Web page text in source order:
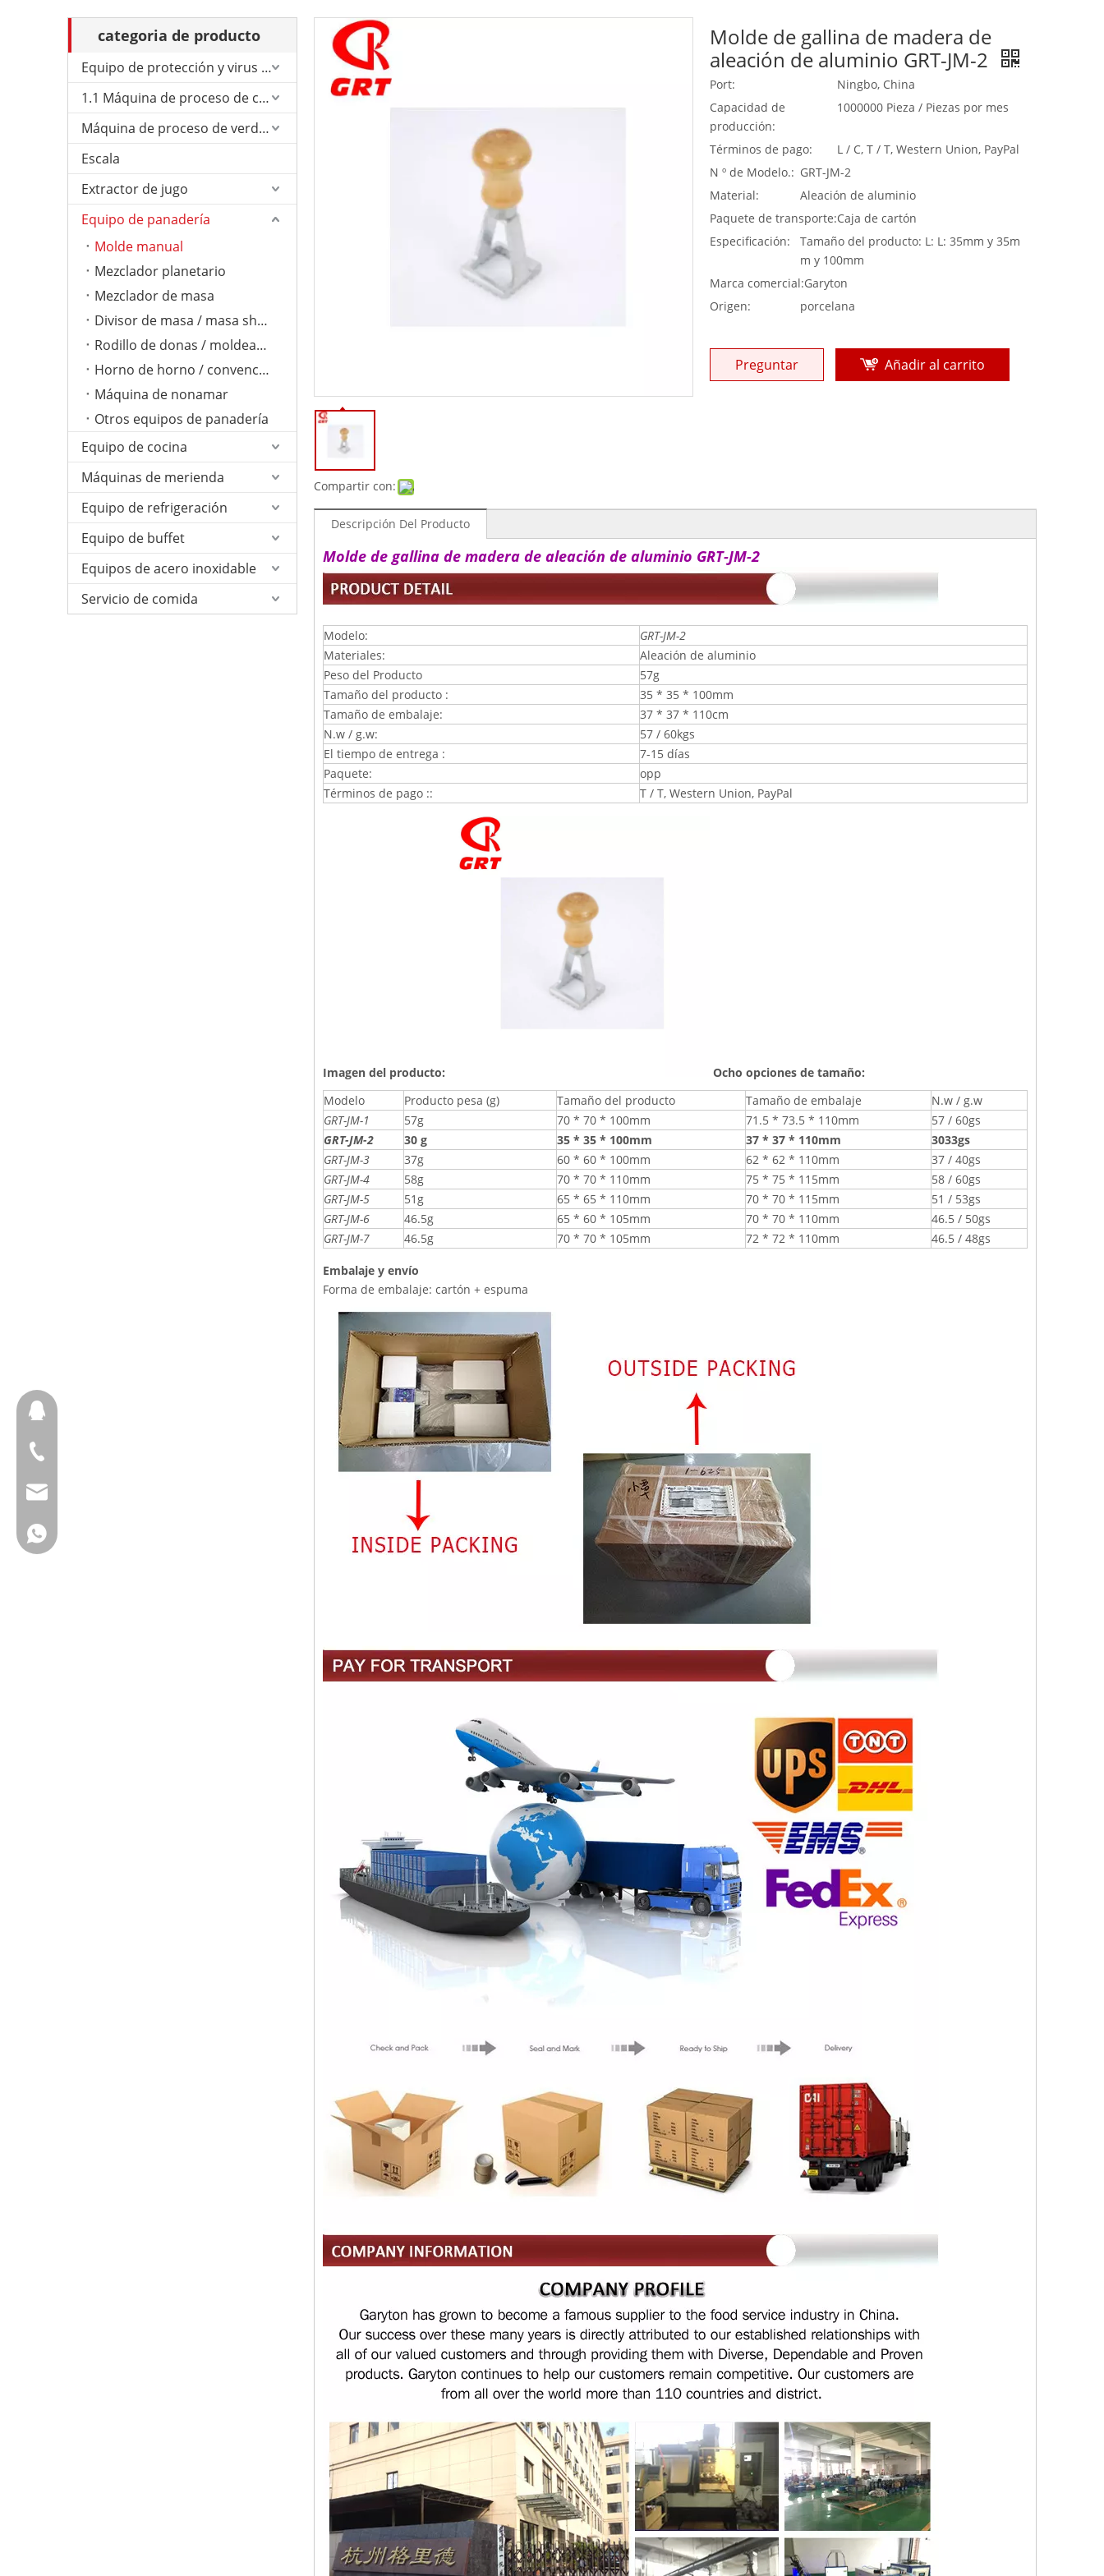
categoria de producto
Equipo de protección y virus de Corona.
1.1 Máquina de proceso de carne
Máquina de proceso de verduras
Escala
Extractor de jugo
Equipo de panadería
Molde manual
Mezclador planetario
Mezclador de masa
Divisor de masa / masa sheeter
Rodillo de donas / moldeador
Horno de horno / convención
Máquina de nonamar
Otros equipos de panadería
Equipo de cocina
Máquinas de merienda
Equipo de refrigeración
Equipo de buffet
Equipos de acero inoxidable
Servicio de comida
Compartir con:
Molde de gallina de madera de
aleación de aluminio GRT-JM-2
Port:
Ningbo, China
Capacidad de
producción:
1000000 Pieza / Piezas por mes
Términos de pago:
L / C, T / T, Western Union, PayPal
N º de Modelo.: GRT-JM-2
Material:
Aleación de aluminio
Paquete de transporte:Caja de cartón
Especificación:
Tamaño del producto: L: L: 35mm y 35m
m y 100mm
Marca comercial:Garyton
Origen:
porcelana
Preguntar Añadir al carrito
Descripción Del Producto
Molde de gallina de madera de aleación de aluminio GRT-JM-2
Modelo:
GRT-JM-2
Materiales:
Aleación de aluminio
Peso del Producto
57g
Tamaño del producto :
35 * 35 * 100mm
Tamaño de embalaje:
37 * 37 * 110cm
N.w / g.w:
57 / 60kgs
El tiempo de entrega :
7-15 días
Paquete:
opp
Términos de pago ::
T / T, Western Union, PayPal
Imagen del producto:
Ocho opciones de tamaño:
Modelo
Producto pesa (g) Tamaño del producto Tamaño de embalaje
N.w / g.w
GRT-JM-1
57g 70 * 70 * 100mm 71.5 * 73.5 * 110mm
57 / 60gs
GRT-JM-2
30 g 35 * 35 * 100mm 37 * 37 * 110mm
3033gs
GRT-JM-3
37g 60 * 60 * 100mm 62 * 62 * 110mm
37 / 40gs
GRT-JM-4
58g 70 * 70 * 110mm 75 * 75 * 115mm
58 / 60gs
GRT-JM-5
51g 65 * 65 * 110mm 70 * 70 * 115mm
51 / 53gs
GRT-JM-6
46.5g 65 * 60 * 105mm 70 * 70 * 110mm
46.5 / 50gs
GRT-JM-7
46.5g 70 * 70 * 105mm 72 * 72 * 110mm 46.5 / 48gs
Embalaje y envío
Forma de embalaje: cartón + espuma